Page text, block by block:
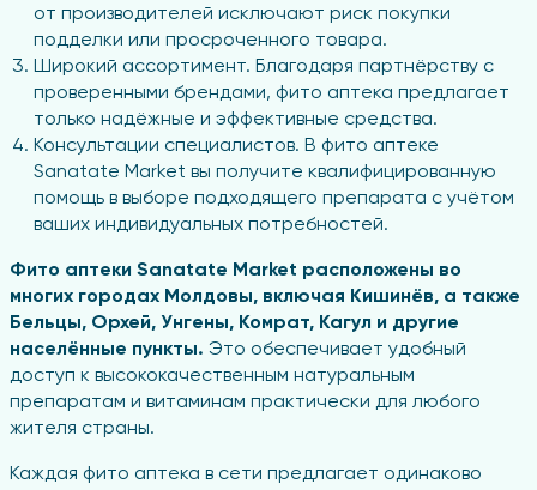
от производителей исключают риск покупки
подделки или просроченного товара.
Широкий ассортимент. Благодаря партнёрству с
проверенными брендами, фито аптека предлагает
только надёжные и эффективные средства.
Консультации специалистов. В фито аптеке
Sanatate Market вы получите квалифицированную
помощь в выборе подходящего препарата с учётом
ваших индивидуальных потребностей.
Фито аптеки Sanatate Market расположены во
многих городах Молдовы, включая Кишинёв, а также
Бельцы, Орхей, Унгены, Комрат, Кагул и другие
населённые пункты. Это обеспечивает удобный
доступ к высококачественным натуральным
препаратам и витаминам практически для любого
жителя страны.
Каждая фито аптека в сети предлагает одинаково